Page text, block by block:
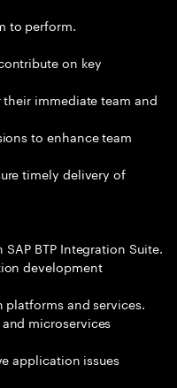
to perform.
on key
immediate team and
to enhance team
timely delivery of
BTP Integration Suite.
development
and services.
microservices
application issues